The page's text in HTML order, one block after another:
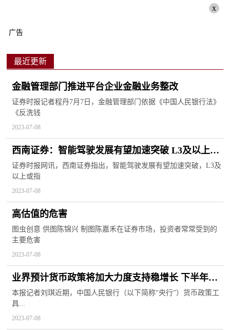
x
广告
最近更新
金融管理部门推进平台企业金融业务整改
证券时报记者程丹7月7日，金融管理部门依据《中国人民银行法》
《反洗钱
2023-07-08
西南证券：智能驾驶发展有望加速突破 L3及以上或
指日可待
证券时报网讯，西南证券指出，智能驾驶发展有望加速突破，L3及
以上或指
2023-07-08
高估值的危害
图虫创意 供图陈锦兴 制图陈嘉禾在证券市场，投资者常常受到的
主要危害
2023-07-08
业界预计货币政策将加大力度支持稳增长 下半年结
构性货币政策工具或唱主角
本报记者刘琪近期，中国人民银行（以下简称“央行”）货币政策工
具...
2023-07-08